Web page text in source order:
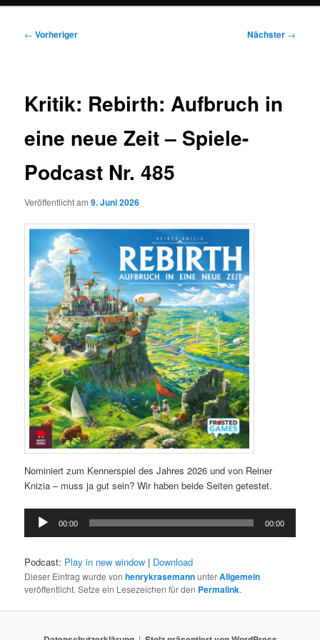
Beitragsnavigation
← Vorheriger Nächster →
Kritik: Rebirth: Aufbruch in
eine neue Zeit – Spiele-
Podcast Nr. 485
Veröffentlicht am9. Juni 2026
Nominiert zum Kennerspiel des Jahres 2026 und von Reiner
Knizia – muss ja gut sein? Wir haben beide Seiten getestet.
Audio-
Player
00:00 00:00
Podcast: Play in new window | Download
Dieser Eintrag wurde vonhenrykrasemannunterAllgemein
veröffentlicht. Setze ein Lesezeichen für den Permalink.